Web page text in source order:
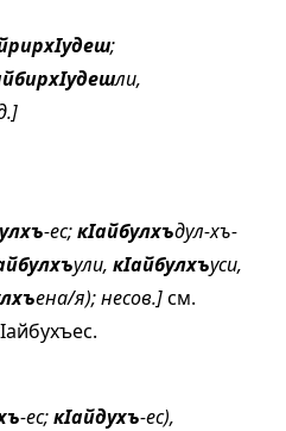
;
ли,
-ес;кIайбулхъдул-хъ-
ули, кIайбулхъуси,
ена/я); несов.]см.
-ес;кIайдухъ-ес),